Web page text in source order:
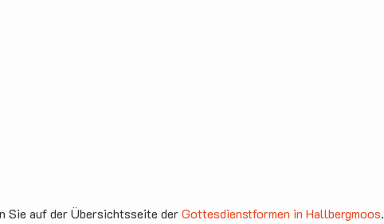
Sie auf der Übersichtsseite derGottesdienstformen in Hallbergmoos.